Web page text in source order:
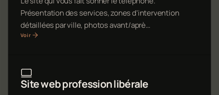
Présentation des services, zones d'intervention
détaillées par ville, photos avant/aprè…
Voir
Site web profession libérale